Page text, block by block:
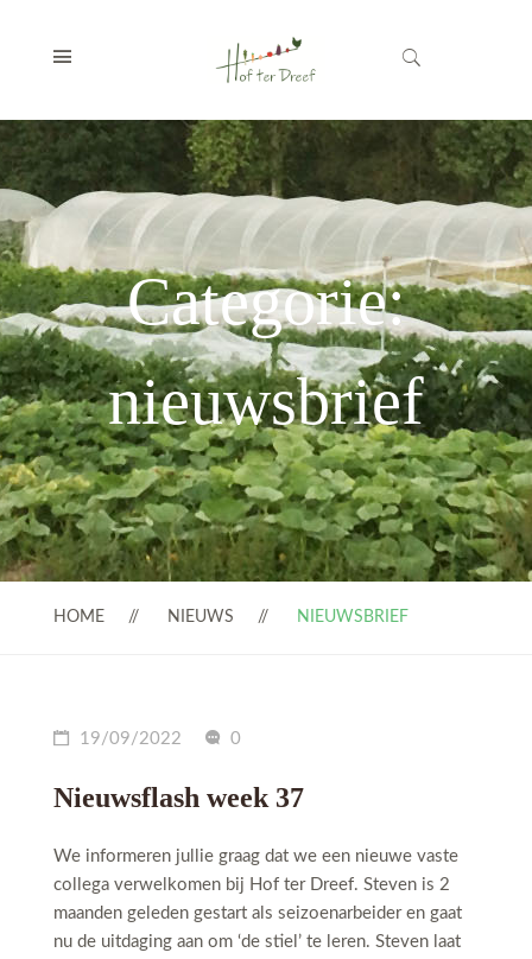
Categorie:
nieuwsbrief
HOME NIEUWS NIEUWSBRIEF
19/09/2022 0
Nieuwsflash week 37
We informeren jullie graag dat we een nieuwe vaste
collega verwelkomen bij Hof ter Dreef. Steven is 2
maanden geleden gestart als seizoenarbeider en gaat
nu de uitdaging aan om ‘de stiel’ te leren. Steven laat